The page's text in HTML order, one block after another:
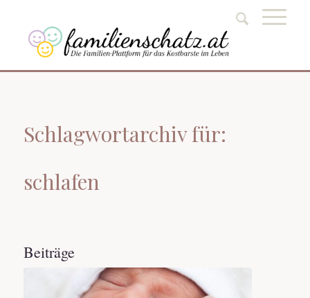
Schlagwortarchiv für:
schlafen
Beiträge